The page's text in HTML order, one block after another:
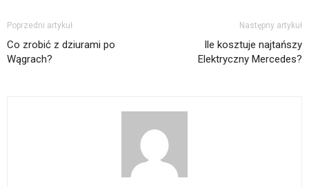
Poprzedni artykuł
Co zrobić z dziurami po
Wągrach?
Następny artykuł
Ile kosztuje najtańszy
Elektryczny Mercedes?